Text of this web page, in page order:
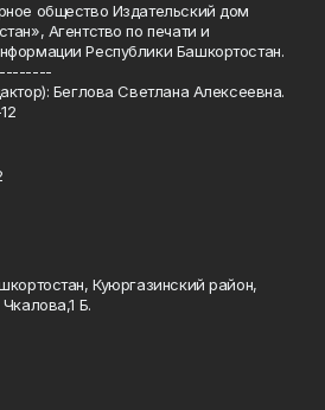
общество Издательский дом
Агентство по печати и
Республики Башкортостан.
Беглова Светлана Алексеевна.
Куюргазинский район,
Б.